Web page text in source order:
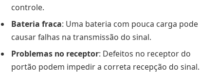
controle.
Bateria fraca: Uma bateria com pouca carga pode
causar falhas na transmissão do sinal.
Problemas no receptor: Defeitos no receptor do
portão podem impedir a correta recepção do sinal.